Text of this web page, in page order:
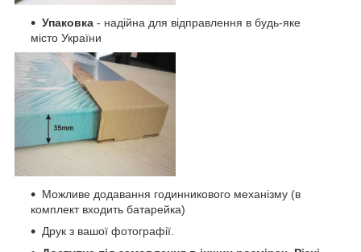
Упаковка - надійна для відправлення в будь-яке
місто України
Можливе додавання годинникового механізму (в
комплект входить батарейка)
Друк з вашої фотографії.